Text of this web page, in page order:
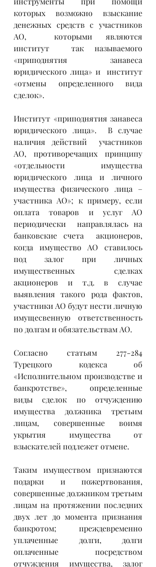
которых возможно взыскание
денежных средств с участников
АО,  которыми являются
институт  так называемого
«приподнятия занавеса
юридического лица» и  институт
«отмены определенного вида
сделок».
Институт «приподнятия занавеса
юридического лица».  В случае
наличия действий  участников
АО, противоречащих принципу
«отдельности имущества
юридического лица и личного
имущества физического лица –
участника АО»; к примеру, если
оплата товаров и услуг АО
периодически  направлялась на
банковские счета  акционеров,
когда имущество АО ставилось
под залог при личных
имущественных сделках
акционеров и т.д. в случае
выявления такого рода фактов,
участники АО будут нести личную
имущесвенную ответственность
по долгам и обязательствам АО.
Согласно статьям 277-284
Турецкого кодекса об
«Исполнительном производстве и
банкротстве»,  определенные
виды сделок по отчуждению
имущества должника третьим
лицам, совершенные воимя
укрытия имущества от
взыскателей подлежет отмене.
Таким имуществом признаются
подарки и пожертвования,
совершенные должником третьим
лицам на протяжении последних
двух лет до момента признания
банкротом; преждевременно
уплаченные долги, долги
оплаченные посредством
отчуждения имущества, залог